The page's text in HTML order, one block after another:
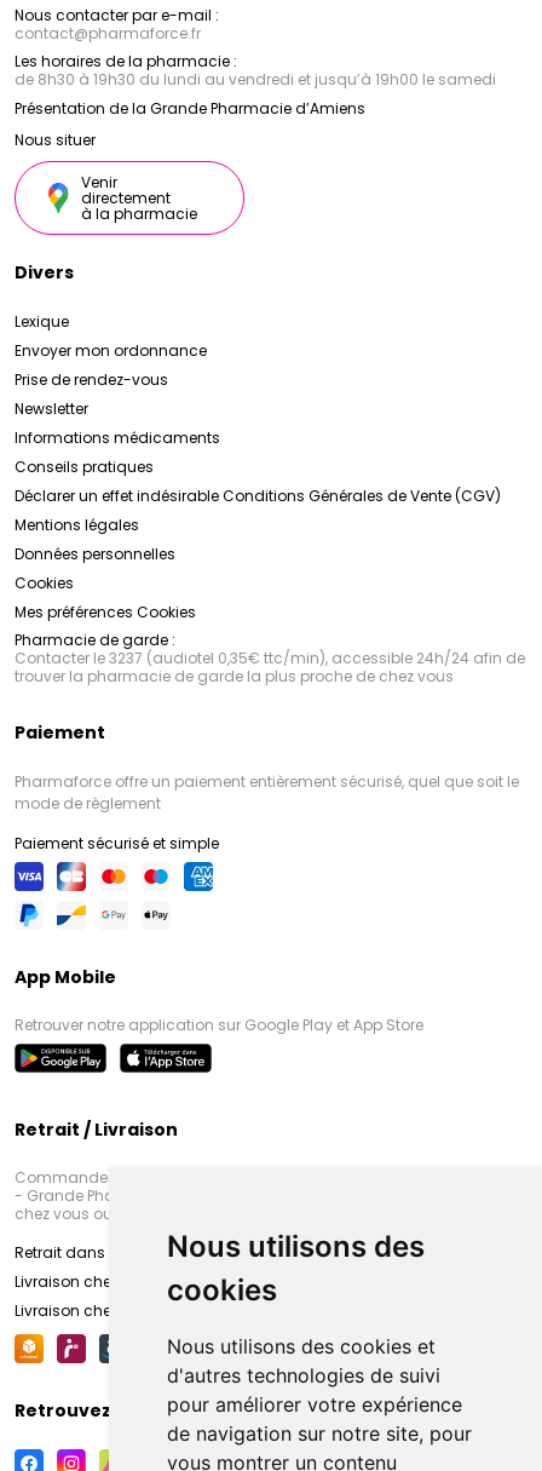
Nous utilisons des
cookies
Nous utilisons des cookies et
d'autres technologies de suivi
pour améliorer votre expérience
de navigation sur notre site, pour
vous montrer un contenu
Nous contacter par e-mail :
contact@pharmaforce.fr
Les horaires de la pharmacie :
de 8h30 à 19h30 du lundi au vendredi et jusqu’à 19h00 le samedi
Présentation de la Grande Pharmacie d’Amiens
Nous situer
Venir
directement
à la pharmacie
Divers
Lexique
Envoyer mon ordonnance
Prise de rendez-vous
Newsletter
Informations médicaments
Conseils pratiques
Déclarer un effet indésirableConditions Générales de Vente (CGV)
Mentions légales
Données personnelles
Cookies
Mes préférences Cookies
Pharmacie de garde :
Contacter le 3237 (audiotel 0,35€ ttc/min), accessible 24h/24 afin de
trouver la pharmacie de garde la plus proche de chez vous
Paiement
Pharmaforce offre un paiement entièrement sécurisé, quel que soit le
mode de règlement
Paiement sécurisé et simple
App Mobile
Retrouver notre application sur Google Play et App Store
Retrait / Livraison
Commandez en ligne et venez chercher votre commande à Amiens
- Grande Pharmacie d’Amiens (Fachon) ou recevez-là rapidement
chez vous ou en point retrait
Retrait dans la pharmacie d’Amiens
Livraison chez vous
Livraison chez votre commerçant
Retrouvez-nous sur vos réseaux sociaux